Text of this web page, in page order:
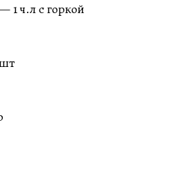
1 ч.л с горкой